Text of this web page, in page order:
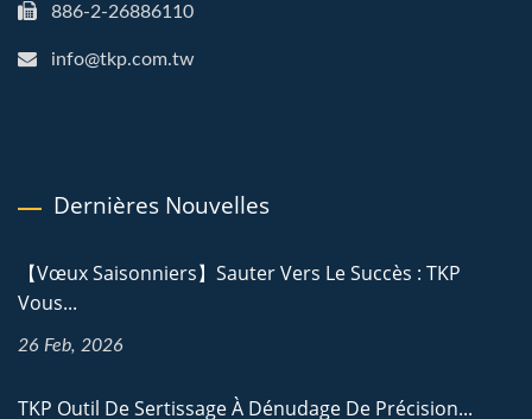
886-2-26886110
info@tkp.com.tw
Dernières Nouvelles
【Vœux Saisonniers】Sauter Vers Le Succès : TKP
Vous...
26 Feb, 2026
TKP Outil De Sertissage À Dénudage De Précision...